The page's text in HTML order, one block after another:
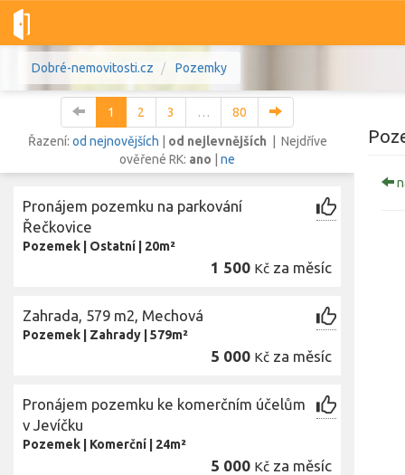
Dobré-nemovitosti.cz Pozemky
Lokalita
Lokalita
1 2 3 …
80
Řazení: od nejnovějších od nejlevnějších
| Nejdříve
ověřené RK: ano ne
Pronájem pozemku na parkování
Řečkovice
Pozemek Ostatní 20m²
1 500 Kč za měsíc
Zahrada, 579 m2, Mechová
Pozemek Zahrady 579m²
5 000 Kč za měsíc
Pronájem pozemku ke komerčním účelům
v Jevíčku
Pozemek Komerční 24m²
5 000 Kč za měsíc